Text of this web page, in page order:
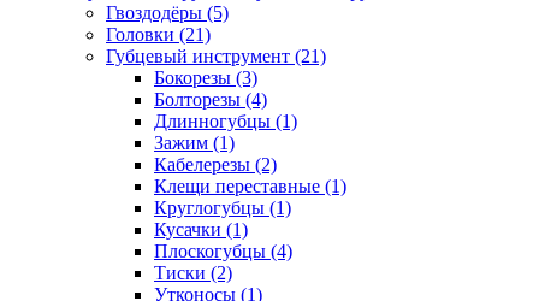
Гвоздодёры (5)
Головки (21)
Губцевый инструмент (21)
Бокорезы (3)
Болторезы (4)
Длинногубцы (1)
Зажим (1)
Кабелерезы (2)
Клещи переставные (1)
Круглогубцы (1)
Кусачки (1)
Плоскогубцы (4)
Тиски (2)
Утконосы (1)